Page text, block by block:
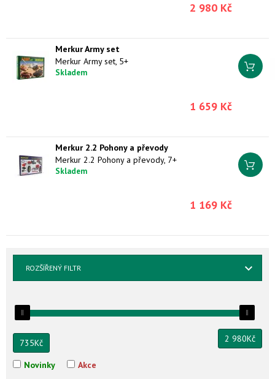
2 980 Kč
Merkur Army set
Merkur Army set, 5+
Skladem
1 659 Kč
Merkur 2.2 Pohony a převody
Merkur 2.2 Pohony a převody, 7+
Skladem
1 169 Kč
ROZŠÍŘENÝ FILTR
735Kč 2 980Kč
Novinky Akce